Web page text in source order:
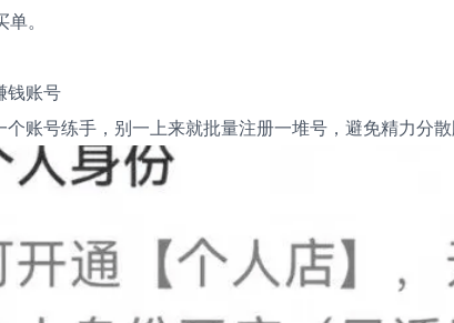
。
钱账号
账号练手，别一上来就批量注册一堆号，避免精力分散